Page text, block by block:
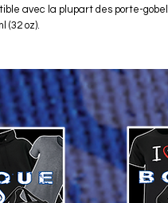
avec la plupart des porte-
(32 oz).